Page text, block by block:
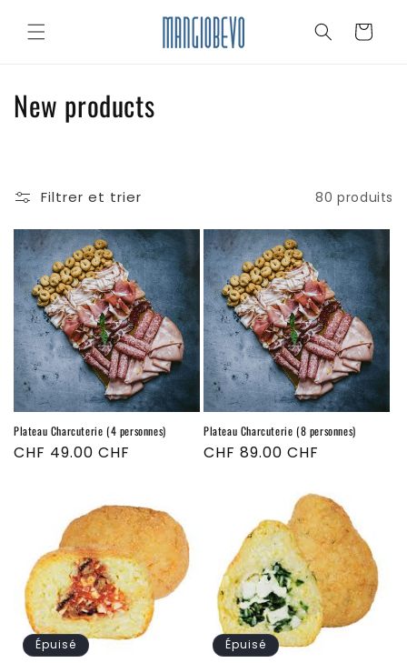
passer
au
Panier
C
l
e
c
t
i
o
n
:
New products
Filtrer et trier 80 produits
Plateau Charcuterie (4 personnes)
Prix
CHF 49.00 CHF
Plateau Charcuterie (8 personnes)
Prix
CHF 89.00 CHF
Épuisé Épuisé